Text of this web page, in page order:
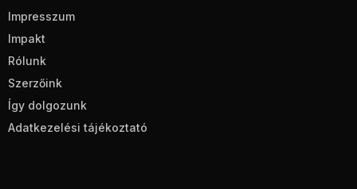
Impresszum
Impakt
Rólunk
Szerzőink
Így dolgozunk
Adatkezelési tájékoztató